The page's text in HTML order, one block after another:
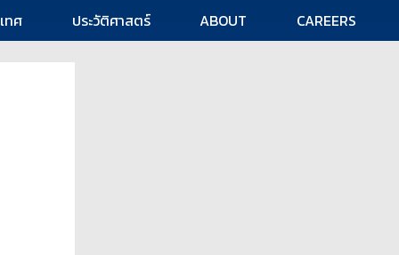
ทศ ประวัติศาสตร์ ABOUT CAREERS